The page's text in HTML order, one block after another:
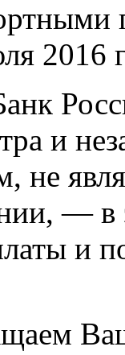
2016
и
не
— в
и